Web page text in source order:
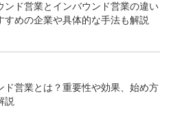
ンド営業とインバウンド営業の違い
すめの企業や具体的な手法も解説
ド営業とは？重要性や効果、始め方
説